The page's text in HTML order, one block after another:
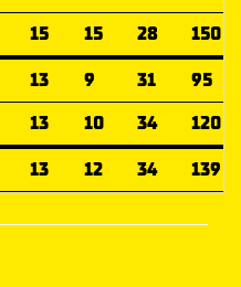
15 15 28
150
13 9 31
95
13 10 34
120
13 12 34 139